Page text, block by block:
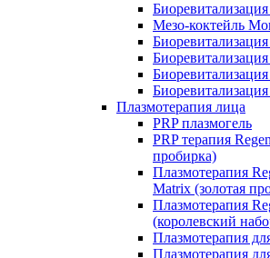
Мезо-коктейль
Плазмотерапия лица
PRP плазмогель
PRP терапия
пробирка)
Плазмотерапия
Matrix (золотая
Плазмотерапия
(королевский
Плазмотерапия
Плазмотерапия